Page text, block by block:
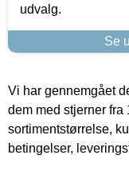
udvalg.
Se
Vi har gennemgået
dem med stjerner fra
sortimentstørrelse,
betingelser,